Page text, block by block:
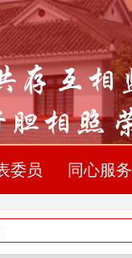
委员 同心服务